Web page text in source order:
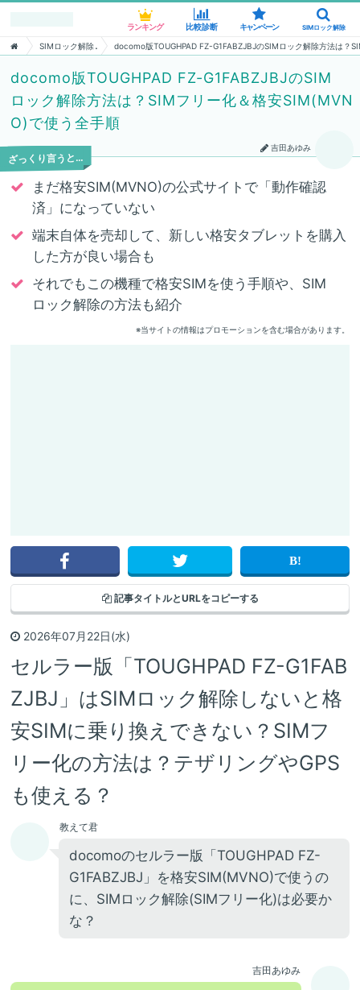
ランキング 比較診断 キャンペーン SIMロック解除
SIMロック解除 docomo版TOUGHPAD FZ-G1FABZJBJのSIMロック解除方法は？
docomo版TOUGHPAD FZ-G1FABZJBJのSIM
ロック解除方法は？SIMフリー化＆格安SIM(MVN
O)で使う全手順
吉田あゆみ
ざっくり言うと…
まだ格安SIM(MVNO)の公式サイトで「動作確認
済」になっていない
端末自体を売却して、新しい格安タブレットを購入
した方が良い場合も
それでもこの機種で格安SIMを使う手順や、SIM
ロック解除の方法も紹介
※当サイトの情報はプロモーションを含む場合があります。
記事タイトルとURLをコピーする
2026年07月22日(水)
セルラー版「TOUGHPAD FZ-G1FAB
ZJBJ」はSIMロック解除しないと格
安SIMに乗り換えできない？SIMフ
リー化の方法は？テザリングやGPS
も使える？
教えて君
docomoのセルラー版「TOUGHPAD FZ-
G1FABZJBJ」を格安SIM(MVNO)で使うの
に、SIMロック解除(SIMフリー化)は必要か
な？
吉田あゆみ